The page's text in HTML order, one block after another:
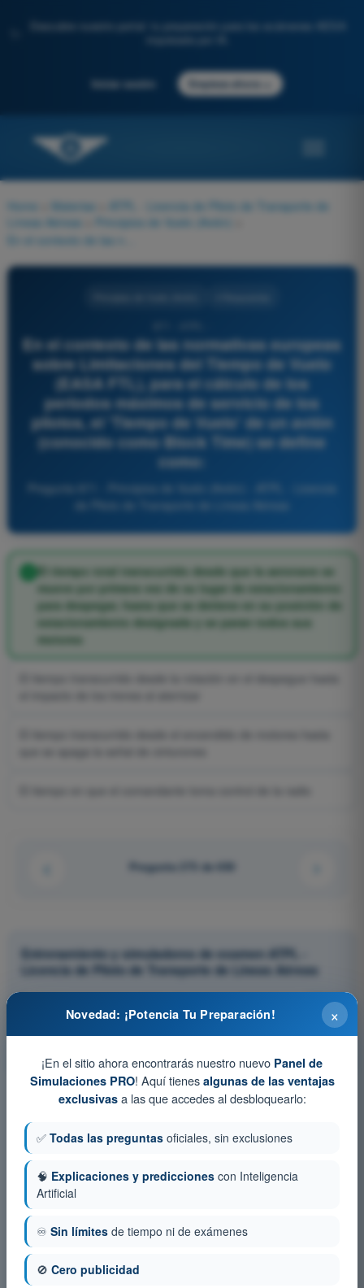
Descubre nuestro portal: tu preparación para los exámenes AESA
Iniciar sesión Empieza ahora
Home Materias
ATPL - Licencia de Piloto de Transporte de
Líneas Aéreas
Principios de Vuelo (Avión)
En el contexto de las normativas europeas
sobre Limitaciones del Tiempo de Vuelo
(EASA FTL), para el cálculo de los
períodos máximos de servicio de los
pilotos, el 'Tiempo de Vuelo' de un avión
(conocido como Block Time) se define
como:
Pregunta 871 - Principios de Vuelo (Avión) - ATPL - Licencia
El tiempo total transcurrido desde que la aeronave se
mueve por primera vez de su lugar de estacionamiento
para despegar, hasta que se detiene en su posición de
estacionamiento designada y se paran todos sus
motores
Pregunta 273 de 650
Entrenamiento y simuladores de examen ATPL -
Licencia de Piloto de Transporte de Líneas Aéreas
Test de Entrenamiento ATPL - Principios de Vuelo (Avión)
×
Novedad: ¡Potencia Tu Preparación!
¡En el sitio ahora encontrarás nuestro nuevo Panel de
Simulaciones PRO! Aquí tienes algunas de las ventajas
exclusivasa las que accedes al desbloquearlo:
✅ Todas las preguntas oficiales, sin exclusiones
🧠 Explicaciones y predicciones con Inteligencia
Artificial
♾️ Sin límites de tiempo ni de exámenes
🚫 Cero publicidad